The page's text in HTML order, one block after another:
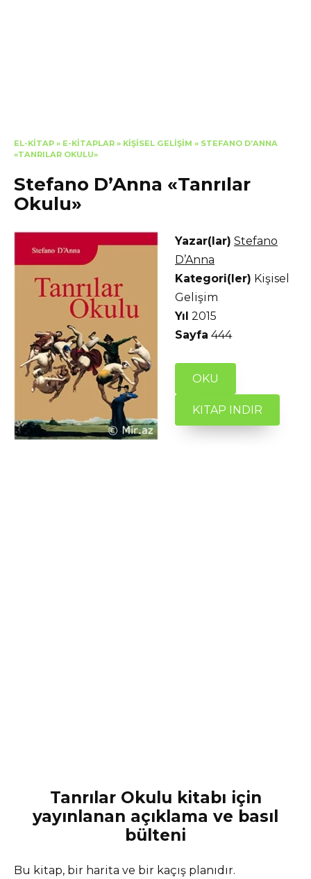
EL-KITAP » E-KITAPLAR » KIŞISEL GELIŞIM » STEFANO D’ANNA
«TANRILAR OKULU»
Stefano D’Anna «Tanrılar
Okulu»
Yazar(lar) Stefano
D’Anna
Kategori(ler) Kişisel
Gelişim
Yıl 2015
Sayfa 444
OKU
KITAP INDIR
Tanrılar Okulu kitabı için
yayınlanan açıklama ve basıl
bülteni
Bu kitap, bir harita ve bir kaçış planıdır.